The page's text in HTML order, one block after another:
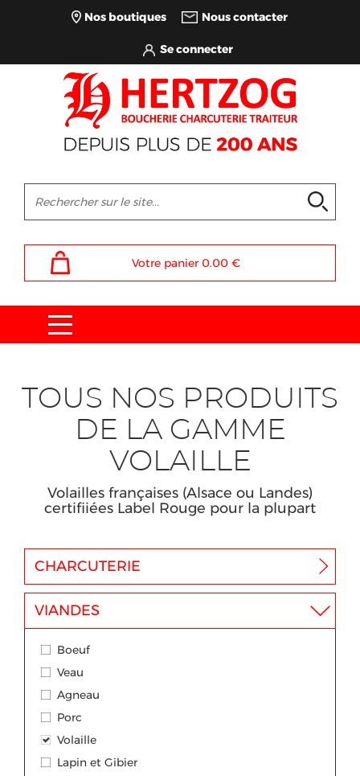
Nos boutiques Nous contacter
Votre panier 0.00 €
TOUS NOS PRODUITS
DE LA GAMME
VOLAILLE
Volailles françaises (Alsace ou Landes)
certifiiées Label Rouge pour la plupart
CHARCUTERIE
VIANDES
Boeuf
Veau
Agneau
Porc
Volaille
Lapin et Gibier